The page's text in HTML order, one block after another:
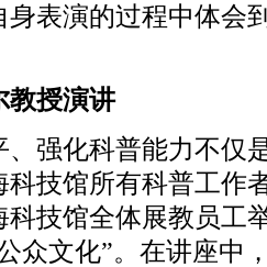
身表演的过程中体会
授演讲
化科普能力不仅
科技馆所有科普工作
技馆全体展教员工
众文化”。在讲座中